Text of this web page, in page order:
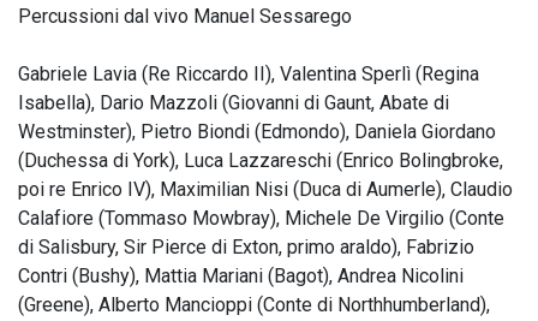
Percussioni dal vivo Manuel Sessarego
Gabriele Lavia (Re Riccardo II), Valentina Sperlì (Regina
Isabella), Dario Mazzoli (Giovanni di Gaunt, Abate di
Westminster), Pietro Biondi (Edmondo), Daniela Giordano
(Duchessa di York), Luca Lazzareschi (Enrico Bolingbroke,
poi re Enrico IV), Maximilian Nisi (Duca di Aumerle), Claudio
Calafiore (Tommaso Mowbray), Michele De Virgilio (Conte
di Salisbury, Sir Pierce di Exton, primo araldo), Fabrizio
Contri (Bushy), Mattia Mariani (Bagot), Andrea Nicolini
(Greene), Alberto Mancioppi (Conte di Northhumberland),